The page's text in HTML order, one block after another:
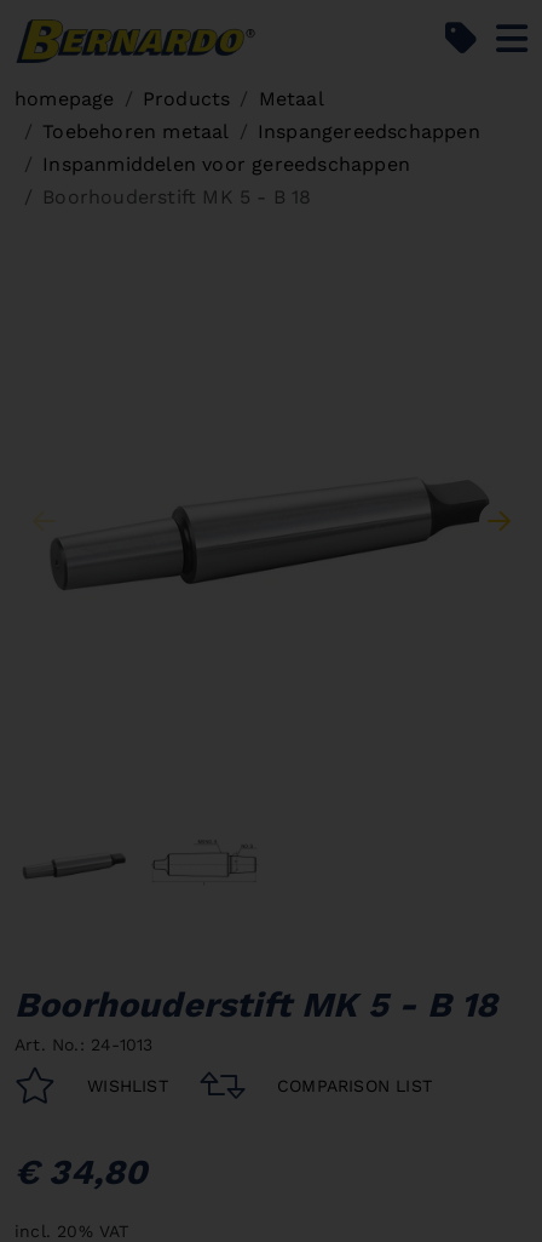
homepage Products
Metaal
Toebehoren metaal
Inspangereedschappen
Inspanmiddelen voor gereedschappen
Boorhouderstift MK 5 - B 18
Boorhouderstift MK 5 - B 18
Art. No.: 24-1013
WISHLIST COMPARISON LIST
€ 34,80
incl. 20% VAT